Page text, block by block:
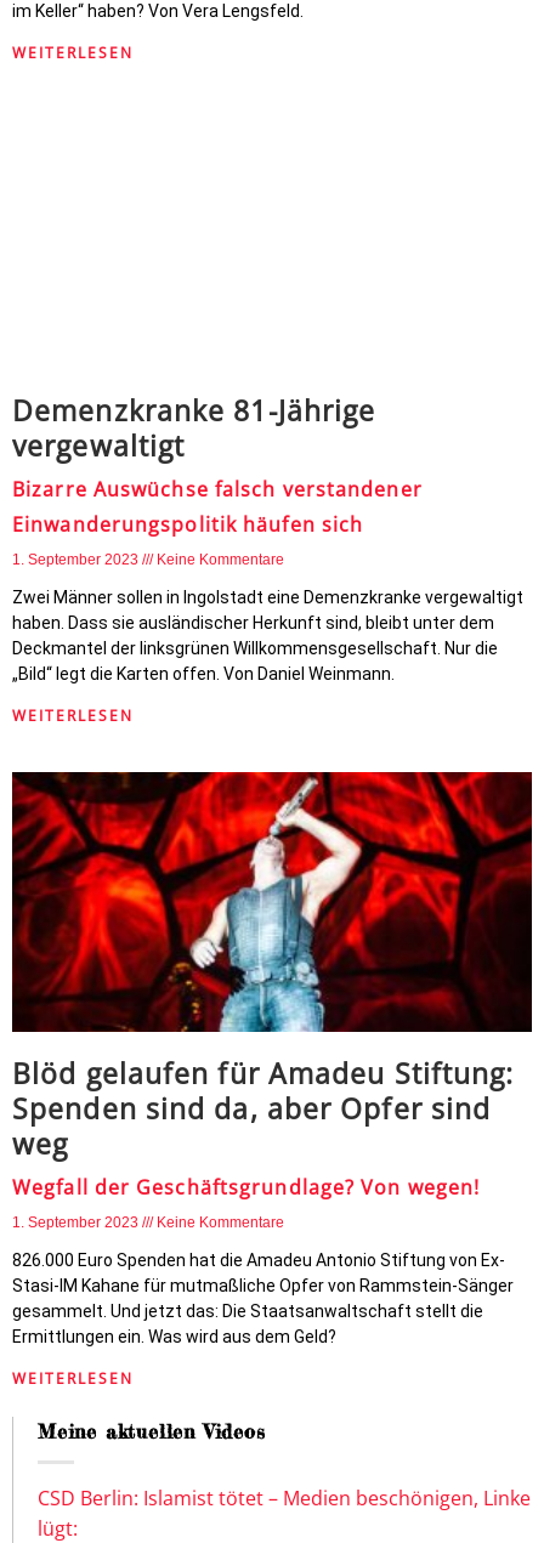
im Keller“ haben? Von Vera Lengsfeld.
WEITERLESEN
Demenzkranke 81-Jährige
vergewaltigt
Bizarre Auswüchse falsch verstandener
Einwanderungspolitik häufen sich
1. September 2023 Keine Kommentare
Zwei Männer sollen in Ingolstadt eine Demenzkranke vergewaltigt
haben. Dass sie ausländischer Herkunft sind, bleibt unter dem
Deckmantel der linksgrünen Willkommensgesellschaft. Nur die
„Bild“ legt die Karten offen. Von Daniel Weinmann.
WEITERLESEN
Blöd gelaufen für Amadeu Stiftung:
Spenden sind da, aber Opfer sind
weg
Wegfall der Geschäftsgrundlage? Von wegen!
1. September 2023 Keine Kommentare
826.000 Euro Spenden hat die Amadeu Antonio Stiftung von Ex-
Stasi-IM Kahane für mutmaßliche Opfer von Rammstein-Sänger
gesammelt. Und jetzt das: Die Staatsanwaltschaft stellt die
Ermittlungen ein. Was wird aus dem Geld?
WEITERLESEN
Meine aktuellen Videos
CSD Berlin: Islamist tötet – Medien beschönigen, Linke
lügt: